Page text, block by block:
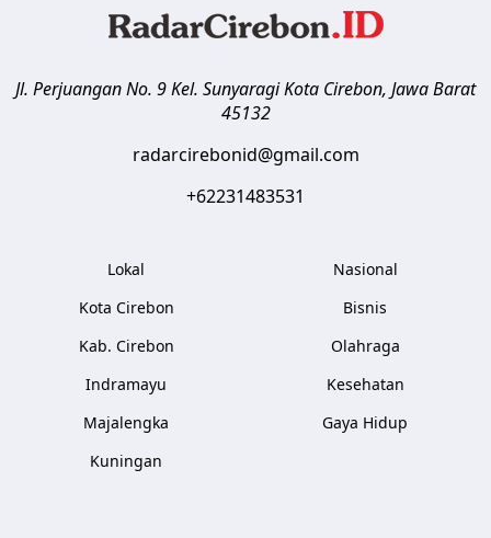
Jl. Perjuangan No. 9 Kel. SunyaragiKota Cirebon, Jawa Barat
45132
radarcirebonid@gmail.com
+62231483531
Lokal
Kota Cirebon
Kab. Cirebon
Indramayu
Majalengka
Kuningan
Nasional
Bisnis
Olahraga
Kesehatan
Gaya Hidup